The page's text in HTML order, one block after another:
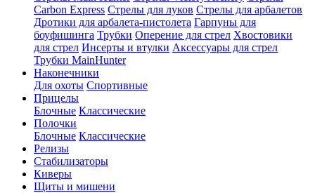
Carbon Express Стрелы для луков Стрелы для арбалетов
Дротики для арбалета-пистолета Гарпуны для
боуфишинга Трубки Оперение для стрел Хвостовики
для стрел Инсерты и втулки Аксессуары для стрел
Трубки MainHunter
Наконечники
Для охоты Спортивные
Прицелы
Блочные Классические
Полочки
Блочные Классические
Релизы
Стабилизаторы
Киверы
Щиты и мишени